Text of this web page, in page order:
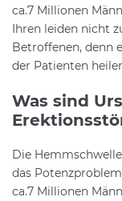
ca.7 Millionen
Ihren leiden nicht
Betroffenen, denn
der Patienten
Was sind
Die
das
ca.7 Millionen